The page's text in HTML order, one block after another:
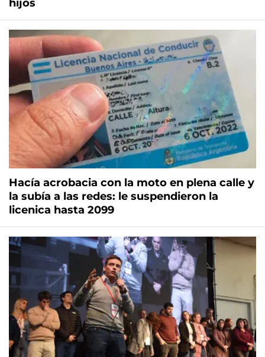
hijos
Hacía acrobacia con la moto en plena calle y
la subía a las redes: le suspendieron la
licenica hasta 2099